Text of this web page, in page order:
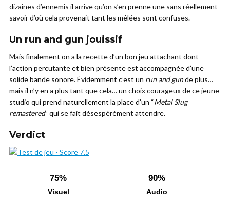
dizaines d’ennemis il arrive qu’on s’en prenne une sans réellement
savoir d’où cela provenait tant les mêlées sont confuses.
Un run and gun jouissif
Mais finalement on a la recette d’un bon jeu attachant dont
l’action percutante et bien présente est accompagnée d’une
solide bande sonore. Évidemment c’est un run and gunde plus…
mais il n’y en a plus tant que cela… un choix courageux de ce jeune
studio qui prend naturellement la place d’un “Metal Slug
remastered” qui se fait désespérément attendre.
Verdict
75%
Visuel
90%
Audio